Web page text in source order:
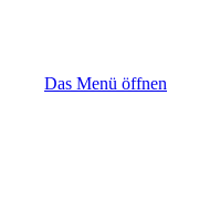
Das Menü öffnen